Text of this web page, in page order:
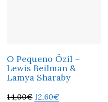
O Pequeno Özil –
Lewis Beilman &
Lamya Sharaby
14,00€ 12,60€